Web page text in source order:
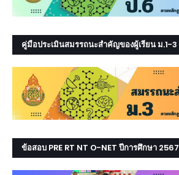
คู่มือประเมินสมรรถนะสำคัญของผู้เรียน ม.1-3
ข้อสอบ PRE RT NT O-NET ปีการศึกษา 2567